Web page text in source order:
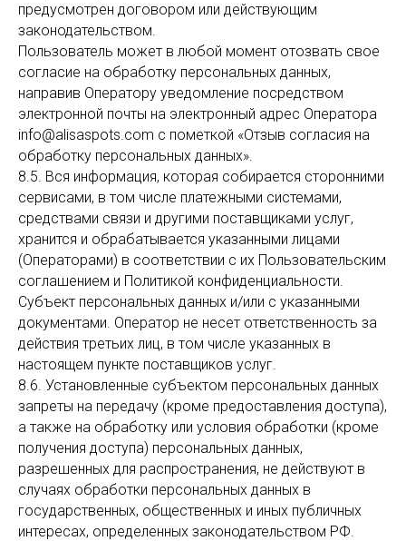
предусмотрен договором или действующим
законодательством.
Пользователь может в любой момент отозвать свое
согласие на обработку персональных данных,
направив Оператору уведомление посредством
электронной почты на электронный адрес Оператора
info@alisaspots.com с пометкой «Отзыв согласия на
обработку персональных данных».
8.5. Вся информация, которая собирается сторонними
сервисами, в том числе платежными системами,
средствами связи и другими поставщиками услуг,
хранится и обрабатывается указанными лицами
(Операторами) в соответствии с их Пользовательским
соглашением и Политикой конфиденциальности.
Субъект персональных данных и/или с указанными
документами. Оператор не несет ответственность за
действия третьих лиц, в том числе указанных в
настоящем пункте поставщиков услуг.
8.6. Установленные субъектом персональных данных
запреты на передачу (кроме предоставления доступа),
а также на обработку или условия обработки (кроме
получения доступа) персональных данных,
разрешенных для распространения, не действуют в
случаях обработки персональных данных в
государственных, общественных и иных публичных
интересах, определенных законодательством РФ.